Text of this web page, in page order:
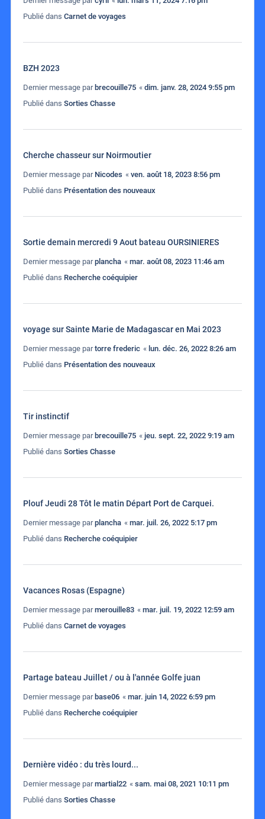
Publié dans Carnet de voyages
BZH 2023
Dernier message par brecouille75 « dim. janv. 28, 2024 9:55 pm
Publié dans Sorties Chasse
Cherche chasseur sur Noirmoutier
Dernier message par Nicodes « ven. août 18, 2023 8:56 pm
Publié dans Présentation des nouveaux
Sortie demain mercredi 9 Aout bateau OURSINIERES
Dernier message parplancha « mar. août 08, 2023 11:46 am
Publié dans Recherche coéquipier
voyage sur Sainte Marie de Madagascar en Mai 2023
Dernier message partorre frederic « lun. déc. 26, 2022 8:26 am
Publié dans Présentation des nouveaux
Tir instinctif
Dernier message par brecouille75 « jeu. sept. 22, 2022 9:19 am
Publié dans Sorties Chasse
Plouf Jeudi 28 Tôt le matin Départ Port de Carquei.
Dernier message parplancha « mar. juil. 26, 2022 5:17 pm
Publié dans Recherche coéquipier
Vacances Rosas (Espagne)
Dernier message parmerouille83 « mar. juil. 19, 2022 12:59 am
Publié dans Carnet de voyages
Partage bateau Juillet / ou à l'année Golfe juan
Dernier message par base06 « mar. juin 14, 2022 6:59 pm
Publié dans Recherche coéquipier
Dernière vidéo : du très lourd...
Dernier message parmartial22 « sam. mai 08, 2021 10:11 pm
Publié dans Sorties Chasse